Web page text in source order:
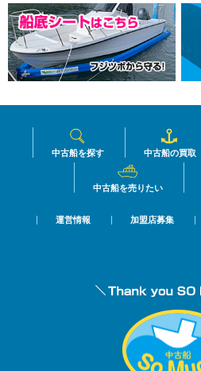
中古船を探す 中古船の買取
中古船を売りたい
運営情報 加盟店募集